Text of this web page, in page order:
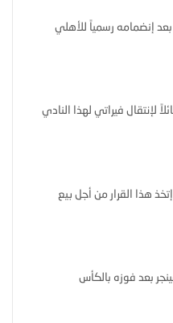
بعد إنضمامه رسمياً للأهلي
لإنتقال فيراتي لهذا النادي
هذا القرار من أجل بيع
بعد فوزه بالكأس